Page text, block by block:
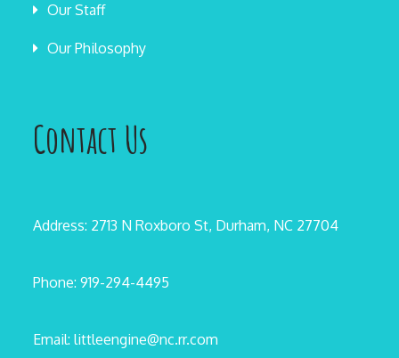
Our Staff
Our Philosophy
Contact Us
Address: 2713 N Roxboro St, Durham, NC 27704
Phone: 919-294-4495
Email: littleengine@nc.rr.com